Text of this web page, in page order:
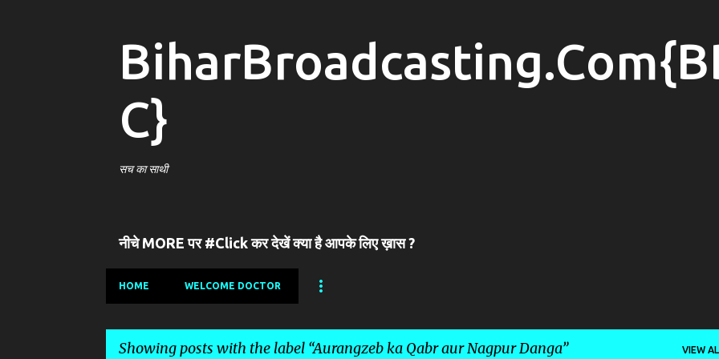
C}
सच का साथी
नीचे MORE पर #Click कर देखें क्या है आपके लिए ख़ास ?
HOME WELCOME DOCTOR
Showing posts with the label Aurangzeb ka Qabr aur Nagpur Danga VIEW